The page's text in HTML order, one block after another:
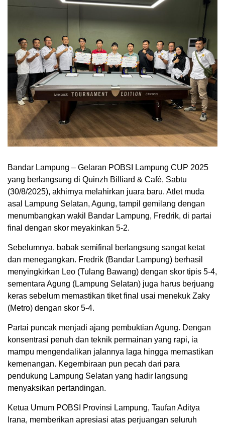
Bandar Lampung – Gelaran POBSI Lampung CUP 2025
yang berlangsung di Quinzh Billiard & Café, Sabtu
(30/8/2025), akhirnya melahirkan juara baru. Atlet muda
asal Lampung Selatan, Agung, tampil gemilang dengan
menumbangkan wakil Bandar Lampung, Fredrik, di partai
final dengan skor meyakinkan 5-2.
Sebelumnya, babak semifinal berlangsung sangat ketat
dan menegangkan. Fredrik (Bandar Lampung) berhasil
menyingkirkan Leo (Tulang Bawang) dengan skor tipis 5-4,
sementara Agung (Lampung Selatan) juga harus berjuang
keras sebelum memastikan tiket final usai menekuk Zaky
(Metro) dengan skor 5-4.
Partai puncak menjadi ajang pembuktian Agung. Dengan
konsentrasi penuh dan teknik permainan yang rapi, ia
mampu mengendalikan jalannya laga hingga memastikan
kemenangan. Kegembiraan pun pecah dari para
pendukung Lampung Selatan yang hadir langsung
menyaksikan pertandingan.
Ketua Umum POBSI Provinsi Lampung, Taufan Aditya
Irana, memberikan apresiasi atas perjuangan seluruh